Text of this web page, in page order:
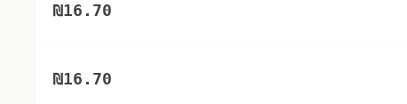
₪16.70
₪16.70